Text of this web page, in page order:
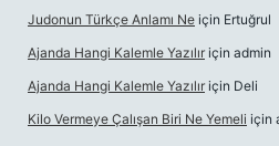
Judonun Türkçe Anlamı Ne için Ertuğrul
Ajanda Hangi Kalemle Yazılır için admin
Ajanda Hangi Kalemle Yazılır için Deli
Kilo Vermeye Çalışan Biri Ne Yemeli için